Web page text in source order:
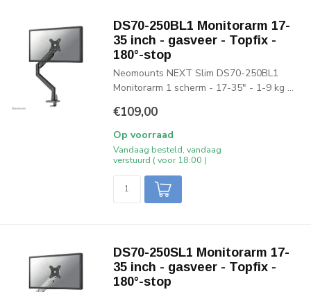
DS70-250BL1 Monitorarm 17-
35 inch - gasveer - Topfix -
180°-stop
Neomounts NEXT Slim DS70-250BL1
Monitorarm 1 scherm - 17-35" - 1-9 kg ...
€109,00
Op voorraad
Vandaag besteld, vandaag
verstuurd ( voor 18:00 )
DS70-250SL1 Monitorarm 17-
35 inch - gasveer - Topfix -
180°-stop